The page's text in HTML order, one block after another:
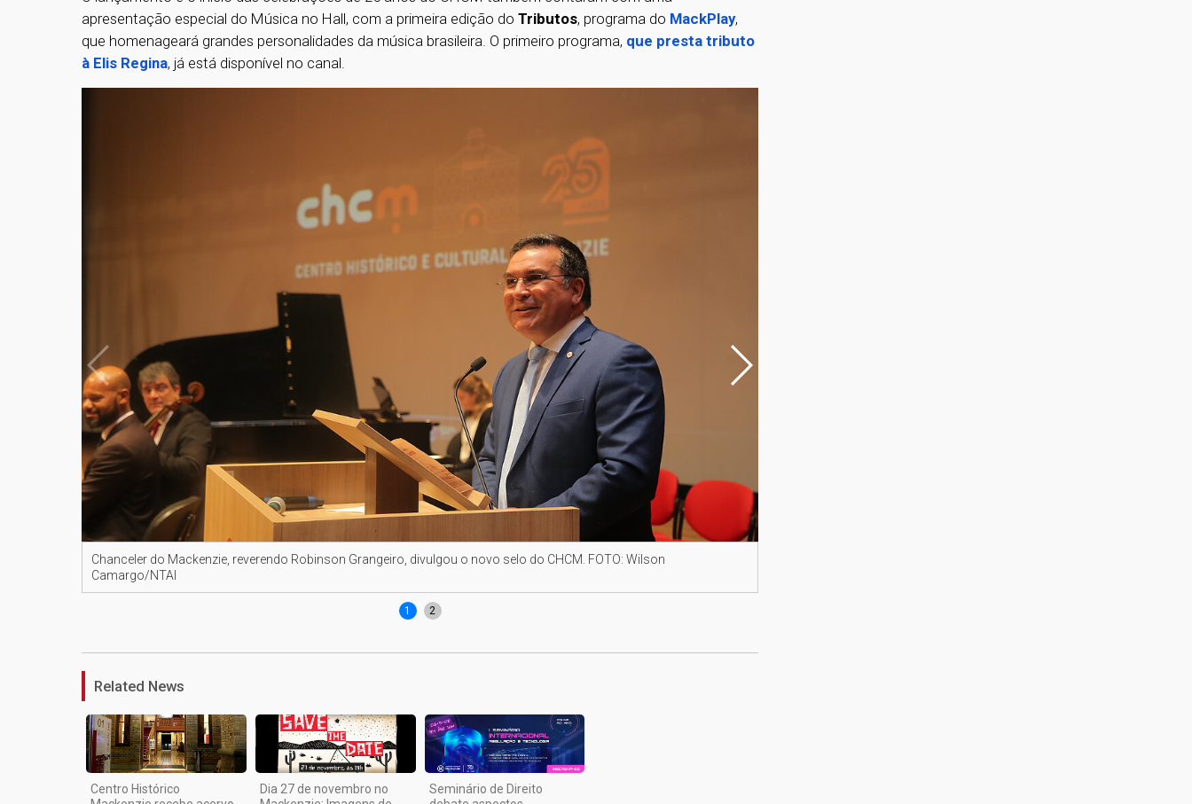
apresentação especial do Música no Hall, com a primeira edição do Tributos, programa do MackPlay,
que homenageará grandes personalidades da música brasileira. O primeiro programa, que presta tributo
à Elis Regina, já está disponível no canal.
Chanceler do Mackenzie, reverendo Robinson Grangeiro, divulgou o novo selo do CHCM. FOTO: Wilson
Camargo/NTAI
1 2
Related News
Centro Histórico
Dia 27 de novembro no
Seminário de Direito